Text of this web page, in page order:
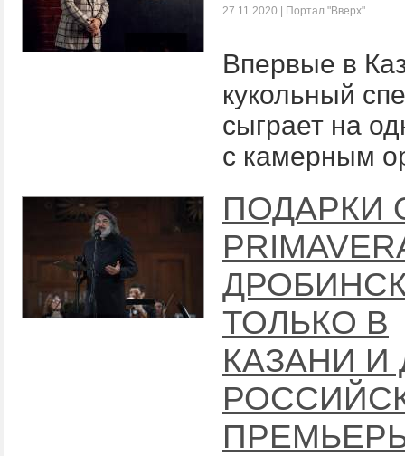
27.11.2020 | Портал "Вверх"
Впервые в
кукольный
сыграет на
с камерным
ПОДАРКИ
ТОЛЬКО В
КАЗАНИ И